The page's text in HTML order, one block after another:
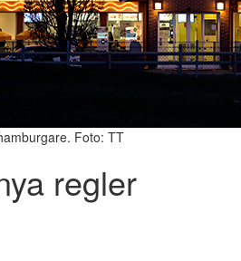
Foto: TT
regler